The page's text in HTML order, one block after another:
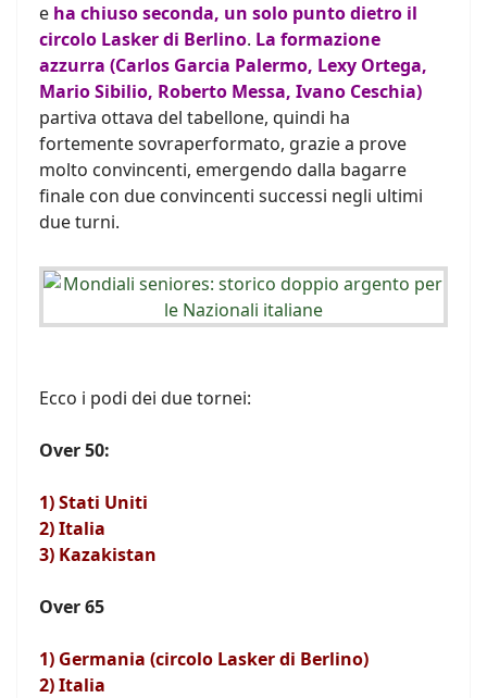
e ha chiuso seconda, un solo punto dietro il
circolo Lasker di Berlino. La formazione
azzurra (Carlos Garcia Palermo, Lexy Ortega,
Mario Sibilio, Roberto Messa, Ivano Ceschia)
partiva ottava del tabellone, quindi ha
fortemente sovraperformato, grazie a prove
molto convincenti, emergendo dalla bagarre
finale con due convincenti successi negli ultimi
due turni.
Ecco i podi dei due tornei:
Over 50:
1) Stati Uniti
2) Italia
3) Kazakistan
Over 65
1) Germania (circolo Lasker di Berlino)
2) Italia